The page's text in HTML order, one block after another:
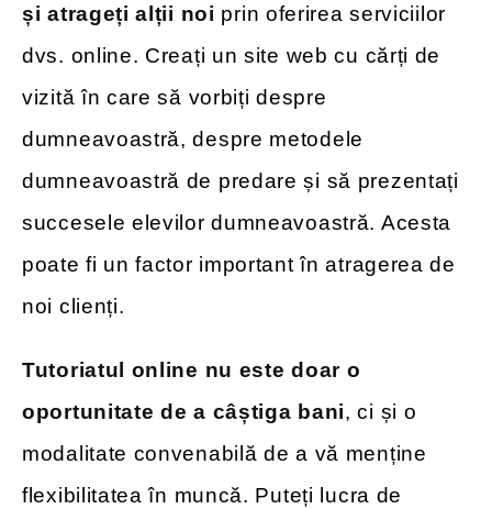
și atrageți alții noi prin oferirea serviciilor
dvs. online. Creați un site web cu cărți de
vizită în care să vorbiți despre
dumneavoastră, despre metodele
dumneavoastră de predare și să prezentați
succesele elevilor dumneavoastră. Acesta
poate fi un factor important în atragerea de
noi clienți.
Tutoriatul online nu este doar o
oportunitate de a câștiga bani, ci și o
modalitate convenabilă de a vă menține
flexibilitatea în muncă. Puteți lucra de